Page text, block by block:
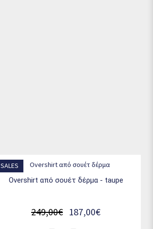
SALES
overshirt από σουέτ δέρμα - taupe
187,00€
249,00€